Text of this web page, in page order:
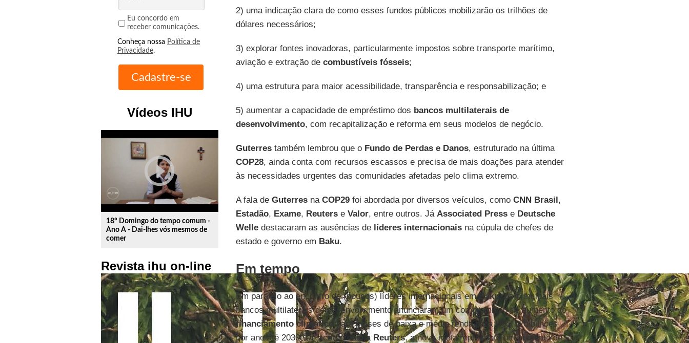
Eu concordo em
receber comunicações.
Conheça nossa Política de
Privacidade.
Vídeos IHU
play_circle_outline
18º Domingo do tempo comum -
Ano A - Dai-lhes vós mesmos de
comer
Revista ihu on-line
2) uma indicação clara de como esses fundos públicos mobilizarão os trilhões de
dólares necessários;
3) explorar fontes inovadoras, particularmente impostos sobre transporte marítimo,
aviação e extração de combustíveis fósseis;
4) uma estrutura para maior acessibilidade, transparência e responsabilização; e
5) aumentar a capacidade de empréstimo dos bancos multilaterais de
desenvolvimento, com recapitalização e reforma em seus modelos de negócio.
Guterrestambém lembrou que o Fundo de Perdas e Danos, estruturado na última
COP28, ainda conta com recursos escassos e precisa de mais doações para atender
às necessidades urgentes das comunidades afetadas pelo clima extremo.
A fala de Guterresna COP29foi abordada por diversos veículos, como CNN Brasil,
Estadão, Exame, Reuterse Valor, entre outros. Já Associated Presse Deutsche
Welledestacaram as ausências de líderes internacionaisna cúpula de chefes de
estado e governo em Baku.
Em tempo
Em paralelo ao encontro de (poucos) líderes internacionais emBaku, os principais
bancos multilaterais de desenvolvimento anunciaram um compromisso de aumento do
financiamento climático para países de baixa e média renda para US$ 120 bilhões
por ano até 2030. De acordo com a Reuters, a nova meta representa um aumento de